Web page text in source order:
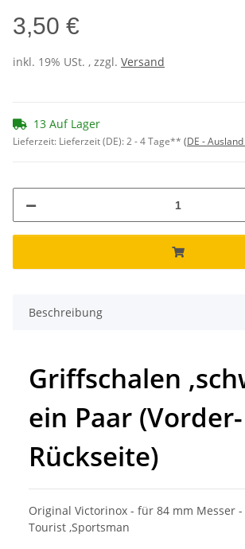
3,50 €
inkl. 19% USt. , zzgl. Versand
13 Auf Lager
Lieferzeit: Lieferzeit (DE): 2 - 4 Tage** (DE -
Beschreibung
Griffschalen
ein Paar
Rückseite)
Original Victorinox - für 84 mm Messer -
Tourist ,Sportsman